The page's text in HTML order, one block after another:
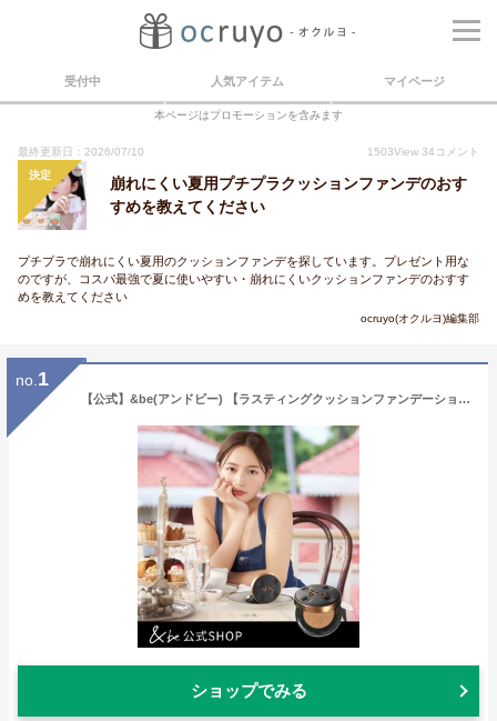
受付中 人気アイテム マイページ
本ページはプロモーションを含みます
最終更新日：2026/07/10 1503View 34 コメント
決定
崩れにくい夏用プチプラクッションファンデのおす
すめを教えてください
プチプラで崩れにくい夏用のクッションファンデを探しています。プレゼント用な
のですが、コスパ最強で夏に使いやすい・崩れにくいクッションファンデのおすす
めを教えてください
ocruyo(オクルヨ)編集部
no. 1
【公式】&be(アンドビー) 【ラスティングクッションファンデーション】 and be 河北メイク 河北裕介 メイクアップアーティスト
ショップでみる